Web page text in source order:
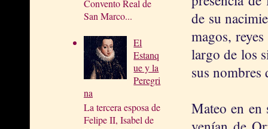
Convento Real de
San Marco...
El
Estanq
ue y la
Peregri
na
La tercera esposa de
Felipe II, Isabel de
de su
magos,
largo de los
sus nombres
Mateo en en